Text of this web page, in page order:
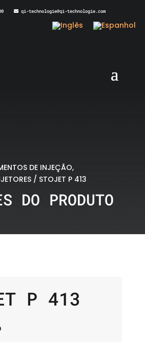
qi-technologie@qi-technologie.com
DE INJEÇÃO,
/ STOJET P 413
DO PRODUTO
P 413